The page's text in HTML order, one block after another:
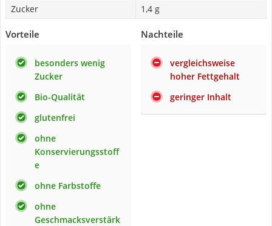
Zucker
1,4 g
Vorteile
besonders wenig
Zucker
Bio-Qualität
glutenfrei
ohne
Konservierungsstoff
e
ohne Farbstoffe
ohne
Geschmacksverstärk
Nachteile
vergleichsweise
hoher Fettgehalt
geringer Inhalt